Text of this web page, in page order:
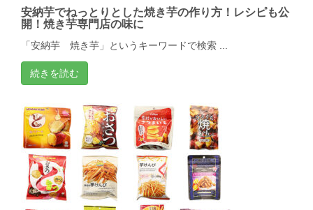
安納芋でねっとりとした焼き芋の作り方！レシピも公
開！焼き芋専門店の味に
「安納芋 焼き芋」というキーワードで検索 ...
続きを読む